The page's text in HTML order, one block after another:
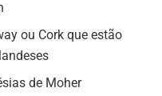
ou Cork que estão
de Moher